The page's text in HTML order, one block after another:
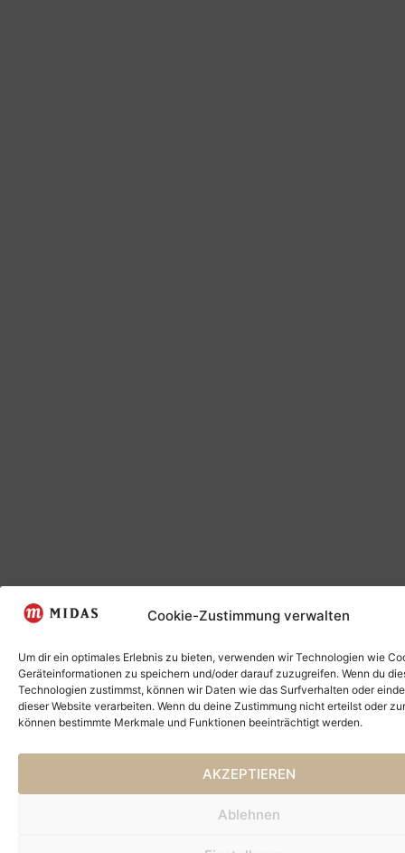
Cookie-Zustimmung verwalten
Um dir ein optimales Erlebnis zu bieten, verwenden wir Technologien wie
Geräteinformationen zu speichern und/oder darauf zuzugreifen. Wenn du
Technologien zustimmst, können wir Daten wie das Surfverhalten oder
dieser Website verarbeiten. Wenn du deine Zustimmung nicht erteilst oder
können bestimmte Merkmale und Funktionen beeinträchtigt werden.
AKZEPTIEREN
Ablehnen